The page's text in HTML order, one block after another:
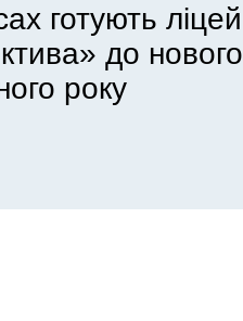
готують ліцей
до нового
року